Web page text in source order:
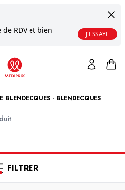
RDV et bien
J'ESSAYE
BLENDECQUES - BLENDECQUES
FILTRER